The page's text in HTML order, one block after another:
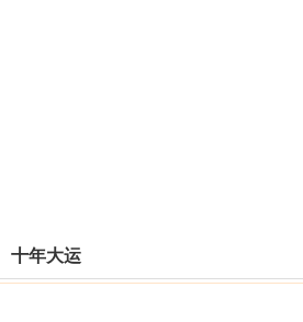
十年大运